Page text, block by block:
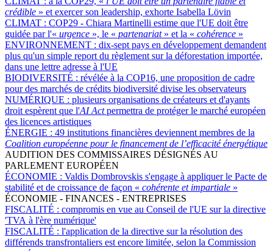
crédible » et exercer son leadership, exhorte Isabella Lövin
CLIMAT : COP29 - Chiara Martinelli estime que l'UE doit être
guidée par l'« urgence », le « partenariat » et la « cohérence »
ENVIRONNEMENT : dix-sept pays en développement demandent
plus qu'un simple report du règlement sur la déforestation importée,
dans une lettre adresse à l'UE
BIODIVERSITÉ : révélée à la COP16, une proposition de cadre
pour des marchés de crédits biodiversité divise les observateurs
NUMÉRIQUE : plusieurs organisations de créateurs et d'ayants
droit espèrent que l'AI Actpermettra de protéger le marché européen
des licences artistiques
ÉNERGIE : 49 institutions financières deviennent membres de la
Coalition européenne pour le financement de l’efficacité énergétique
AUDITION DES COMMISSAIRES DÉSIGNÉS AU
PARLEMENT EUROPÉEN
ÉCONOMIE : Valdis Dombrovskis s'engage à appliquer le Pacte de
stabilité et de croissance de façon « cohérente et impartiale »
ÉCONOMIE - FINANCES - ENTREPRISES
FISCALITÉ : compromis en vue au Conseil de l'UE sur la directive
'TVA à l'ère numérique'
FISCALITÉ : l'application de la directive sur la résolution des
différends transfrontaliers est encore limitée, selon la Commission